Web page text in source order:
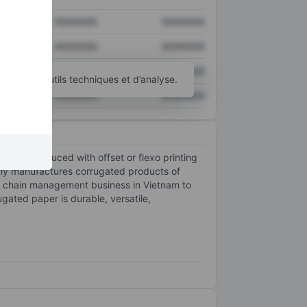
XXXXXXX XXXXXXX
outils techniques et d’analyse.
produced with offset or flexo printing
manufactures corrugated products of
management business in Vietnam to
paper is durable, versatile,